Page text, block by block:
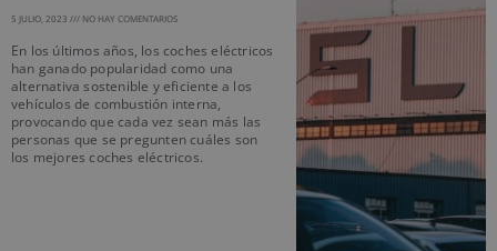
5 JULIO, 2023 NO HAY COMENTARIOS
En los últimos años, los coches eléctricos
han ganado popularidad como una
alternativa sostenible y eficiente a los
vehículos de combustión interna,
provocando que cada vez sean más las
personas que se pregunten cuáles son
los mejores coches eléctricos.